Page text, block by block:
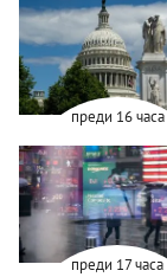
преди 16 часа
преди 17 часа